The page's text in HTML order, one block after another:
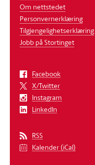
Om nettstedet
Personvernerklæring
Tilgjengelighetserklæring
Jobb på Stortinget
Facebook
X/Twitter
Instagram
LinkedIn
RSS
Kalender (iCal)